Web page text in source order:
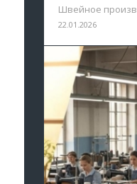
Швейное
22.01.2026